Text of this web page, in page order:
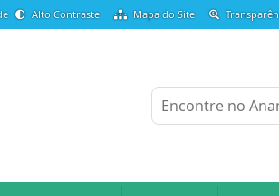
Alto Contraste Mapa do Site
Encontre no